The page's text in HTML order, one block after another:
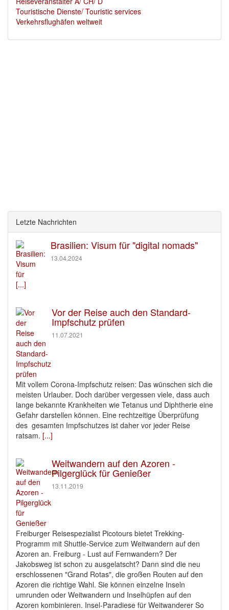
Touristische Dienste/ Touristic services
Verkehrsflughäfen weltweit
Letzte Nachrichten
Brasilien: Visum für "digital nomads"
13.04.2024
[...]
Vor der Reise auch den Standard-
Impfschutz prüfen
11.07.2021
Mit vollem Corona-Impfschutz reisen: Das wünschen sich die
meisten Urlauber. Doch darüber vergessen viele, dass auch
lange bekannte Krankheiten wie Tetanus und Diphtherie eine
Gefahr darstellen können. Eine rechtzeitige Überprüfung
des gesamten Impfschutzes ist daher vor jeder Reise
ratsam. [...]
Weitwandern auf den Azoren -
Pilgerglück für Genießer
13.11.2019
Freiburger Reisespezialist Picotours bietet Trekking-
Programm mit Shuttle-Service zum Weitwandern auf den
Azoren an. Freiburg - Lust auf Fernwandern? Der
Jakobsweg ist schon zu ausgelatscht? Dann sind die neu
erschlossenen "Grand Rotas", die großen Routen auf den
Azoren die richtige Wahl. Sie können einzelne Inseln
umrunden oder Weitwandern und Inselhüpfen auf den
Azoren kombinieren. Insel-Paradiese für Weitwanderer So